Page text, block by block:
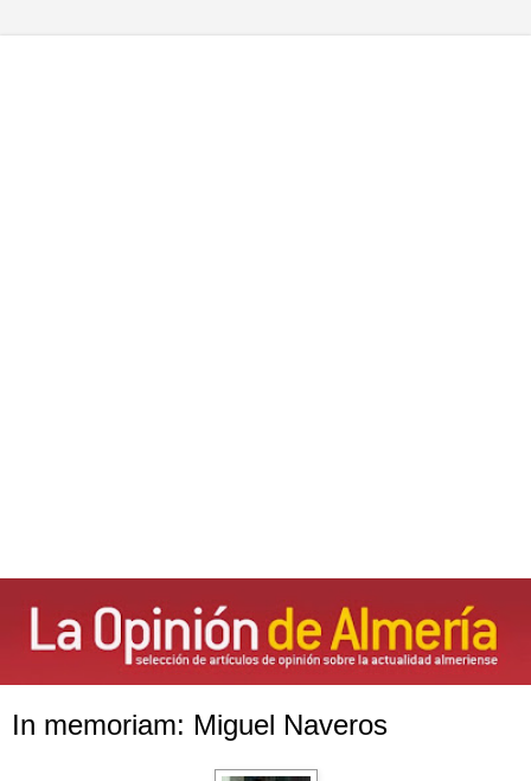
In memoriam: Miguel Naveros